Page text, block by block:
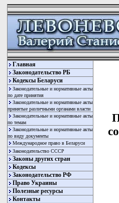
Главная
Законодательство РБ
Кодексы Беларуси
Законодательные и нормативные акты
по дате принятия
Законодательные и нормативные акты
принятые различными органами власти
Законодательные и нормативные акты
по темам
Законодательные и нормативные акты
по виду документы
Международное право в Беларуси
Законодательство СССР
Законы других стран
Кодексы
Законодательство РФ
Право Украины
Полезные ресурсы
Контакты